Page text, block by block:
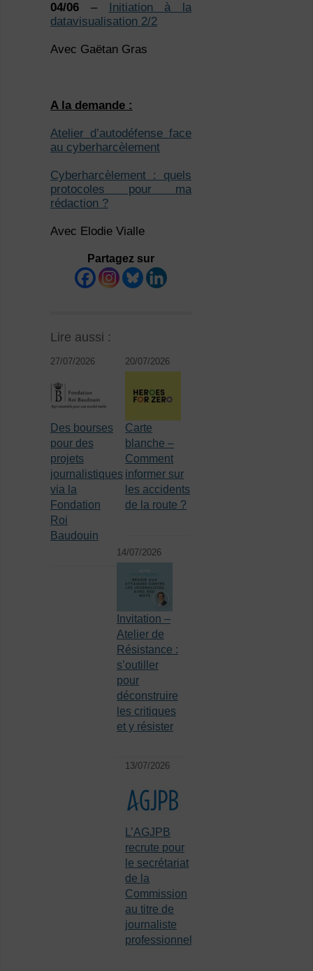
04/06–
Initiation à la
datavisualisation 2/2
Avec Gaëtan Gras
A la demande :
Atelier d’autodéfense face
au cyberharcèlement
Cyberharcèlement : quels
protocoles pour ma
rédaction ?
Avec Elodie Vialle
Partagez sur
Lire aussi :
27/07/2026
Des bourses
pour des
projets
journalistiques
via la
Fondation
Roi
Baudouin
20/07/2026
Carte
blanche –
Comment
informer sur
les accidents
de la route ?
14/07/2026
Invitation –
Atelier de
Résistance :
s’outiller
pour
déconstruire
les critiques
et y résister
13/07/2026
L’AGJPB
recrute pour
le secrétariat
de la
Commission
au titre de
journaliste
professionnel